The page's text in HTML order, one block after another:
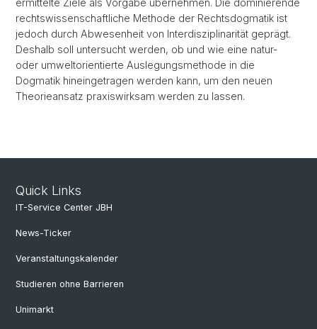
ermittelte Ziele als Vorgabe übernehmen. Die dominierende
rechtswissenschaftliche Methode der Rechtsdogmatik ist
jedoch durch Abwesenheit von Interdisziplinarität geprägt.
Deshalb soll untersucht werden, ob und wie eine natur-
oder umweltorientierte Auslegungsmethode in die
Dogmatik hineingetragen werden kann, um den neuen
Theorieansatz praxiswirksam werden zu lassen.
Quick Links
IT-Service Center JBH
News-Ticker
Veranstaltungskalender
Studieren ohne Barrieren
Unimarkt